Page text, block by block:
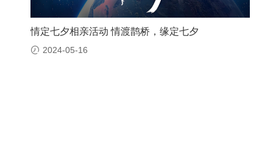
情定七夕相亲活动 情渡鹊桥，缘定七夕
2024-05-16